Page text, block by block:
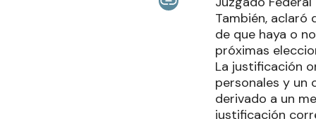
También, aclaró
de que haya o
próximas
La justificación
personales y un
derivado a un
justificación